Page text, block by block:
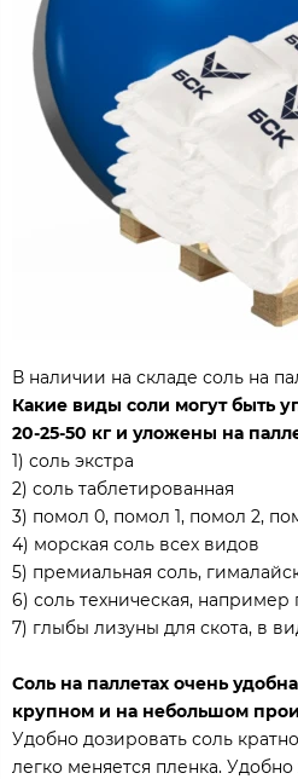
В наличии на складе соль на
Какие виды соли могут быть
20-25-50 кг и уложены на
1) соль экстра
2) соль таблетированная
3) помол 0, помол 1, помол 2,
4) морская соль всех видов
5) премиальная соль,
6) соль техническая, например
7) глыбы лизуны для скота, в
Соль на паллетах очень
крупном и на небольшом
Удобно дозировать соль
легко меняется пленка.